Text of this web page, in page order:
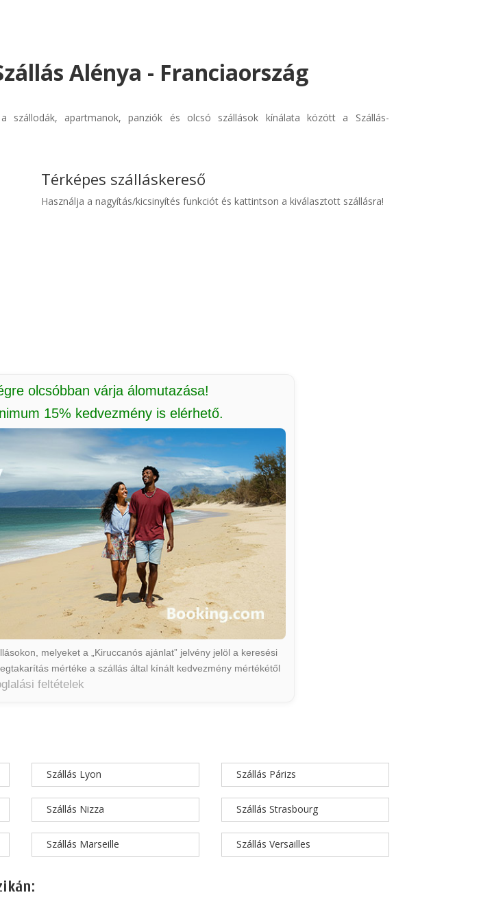
Alénya - Franciaország
szállodák, apartmanok, panziók és olcsó szállások kínálata között a Szállás-
Térképes szálláskereső
Használja a nagyítás/kicsinyítés funkciót és kattintson a kiválasztott szállásra!
olcsóbban várja álomutazása!
15% kedvezmény is elérhető.
melyeket a „Kiruccanós ajánlat” jelvény jelöl a keresési
mértéke a szállás által kínált kedvezmény mértékétől
feltételek
Szállás Lyon
Szállás Nizza
Szállás Marseille
Szállás Párizs
Szállás Strasbourg
Szállás Versailles